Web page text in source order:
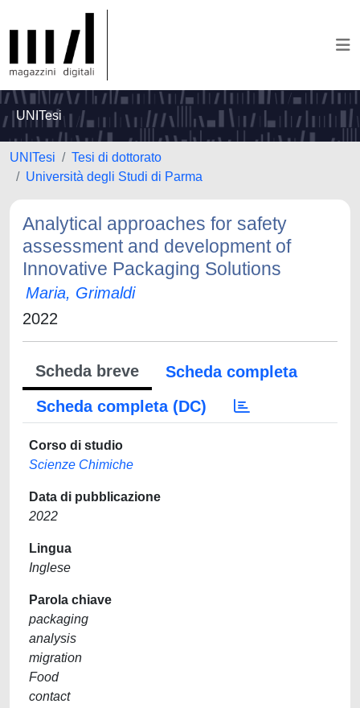
UNITesi
UNITesi
Tesi di dottorato
Università degli Studi di Parma
Analytical approaches for safety
assessment and development of
Innovative Packaging Solutions
Maria, Grimaldi
2022
Scheda breve
Scheda completa
Scheda completa (DC)
Corso di studio
Scienze Chimiche
Data di pubblicazione
2022
Lingua
Inglese
Parola chiave
packaging
analysis
migration
Food
contact